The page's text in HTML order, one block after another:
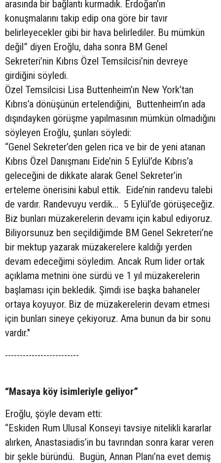
arasında bir bağlantı kurmadık. Erdoğan’ın
konuşmalarını takip edip ona göre bir tavır
belirleyecekler gibi bir hava belirlediler. Bu mümkün
değil” diyen Eroğlu, daha sonra BM Genel
Sekreteri’nin Kıbrıs Özel Temsilcisi’nin devreye
girdiğini söyledi.
Özel Temsilcisi Lisa Buttenheim’ın New York’tan
Kıbrıs’a dönüşünün ertelendiğini, Buttenheim’ın ada
dışındayken görüşme yapılmasının mümkün olmadığını
söyleyen Eroğlu, şunları söyledi:
“Genel Sekreter’den gelen rica ve bir de yeni atanan
Kıbrıs Özel Danışmanı Eide’nin 5 Eylül’de Kıbrıs’a
geleceğini de dikkate alarak Genel Sekreter’in
erteleme önerisini kabul ettik. Eide’nin randevu talebi
de vardır. Randevuyu verdik… 5 Eylül’de görüşeceğiz.
Biz bunları müzakerelerin devamı için kabul ediyoruz.
Biliyorsunuz ben seçildiğimde BM Genel Sekreteri’ne
bir mektup yazarak müzakerelere kaldığı yerden
devam edeceğimi söyledim. Ancak Rum lider ortak
açıklama metnini öne sürdü ve 1 yıl müzakerelerin
başlaması için bekledik. Şimdi ise başka bahaneler
ortaya koyuyor. Biz de müzakerelerin devam etmesi
için bunları sineye çekiyoruz. Ama bunun da bir sonu
vardır."
-------------------------
“Masaya köy isimleriyle geliyor”
Eroğlu, şöyle devam etti:
“Eskiden Rum Ulusal Konseyi tavsiye nitelikli kararlar
alırken, Anastasiadis’in bu tavrından sonra karar veren
bir şekle büründü. Bugün, Annan Planı’na evet demiş